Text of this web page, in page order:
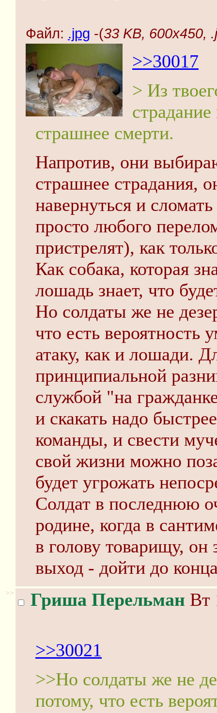
Файл: .jpg -(33 KB, 600x450,
>>30017
> Из
страшнее смерти.
Напротив, они
страшнее страдания,
навернуться и
просто любого
пристрелят), как
Как собака, которая
лошадь знает, что
Но солдаты же не
что есть вероятность
атаку, как и лошади.
принципиальной
службой "на
и скакать надо
команды, и свести
свой жизни можно
будет угрожать
Солдат в последнюю
родине, когда в
в голову товарищу, он
выход - дойти до
>> Гриша Перельман Вт
>>30021
>>Но солдаты же не
потому, что есть